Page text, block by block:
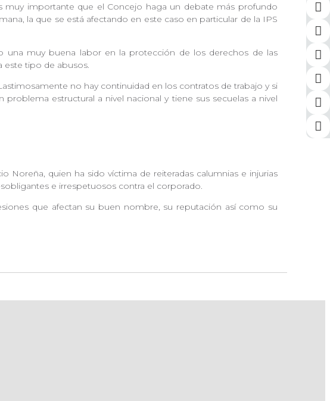
muy importante que el Concejo haga un debate más profundo
la que se está afectando en este caso en particular de la IPS
una muy buena labor en la protección de los derechos de las
este tipo de abusos.
no hay continuidad en los contratos de trabajo y si
estructural a nivel nacional y tiene sus secuelas a nivel
Noreña, quien ha sido víctima de reiteradas calumnias e injurias
e irrespetuosos contra el corporado.
que afectan su buen nombre, su reputación así como su